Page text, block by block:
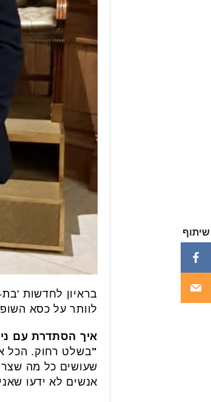
בראיון לחדשות
לוותר על כסא
איך הסתדרת עם
"
שעושים כל מה
אנשים לא ידעו
שיתוף